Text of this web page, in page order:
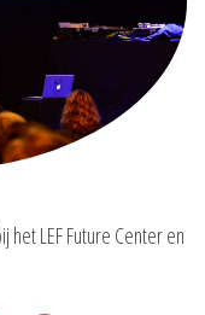
LEF Future Center en